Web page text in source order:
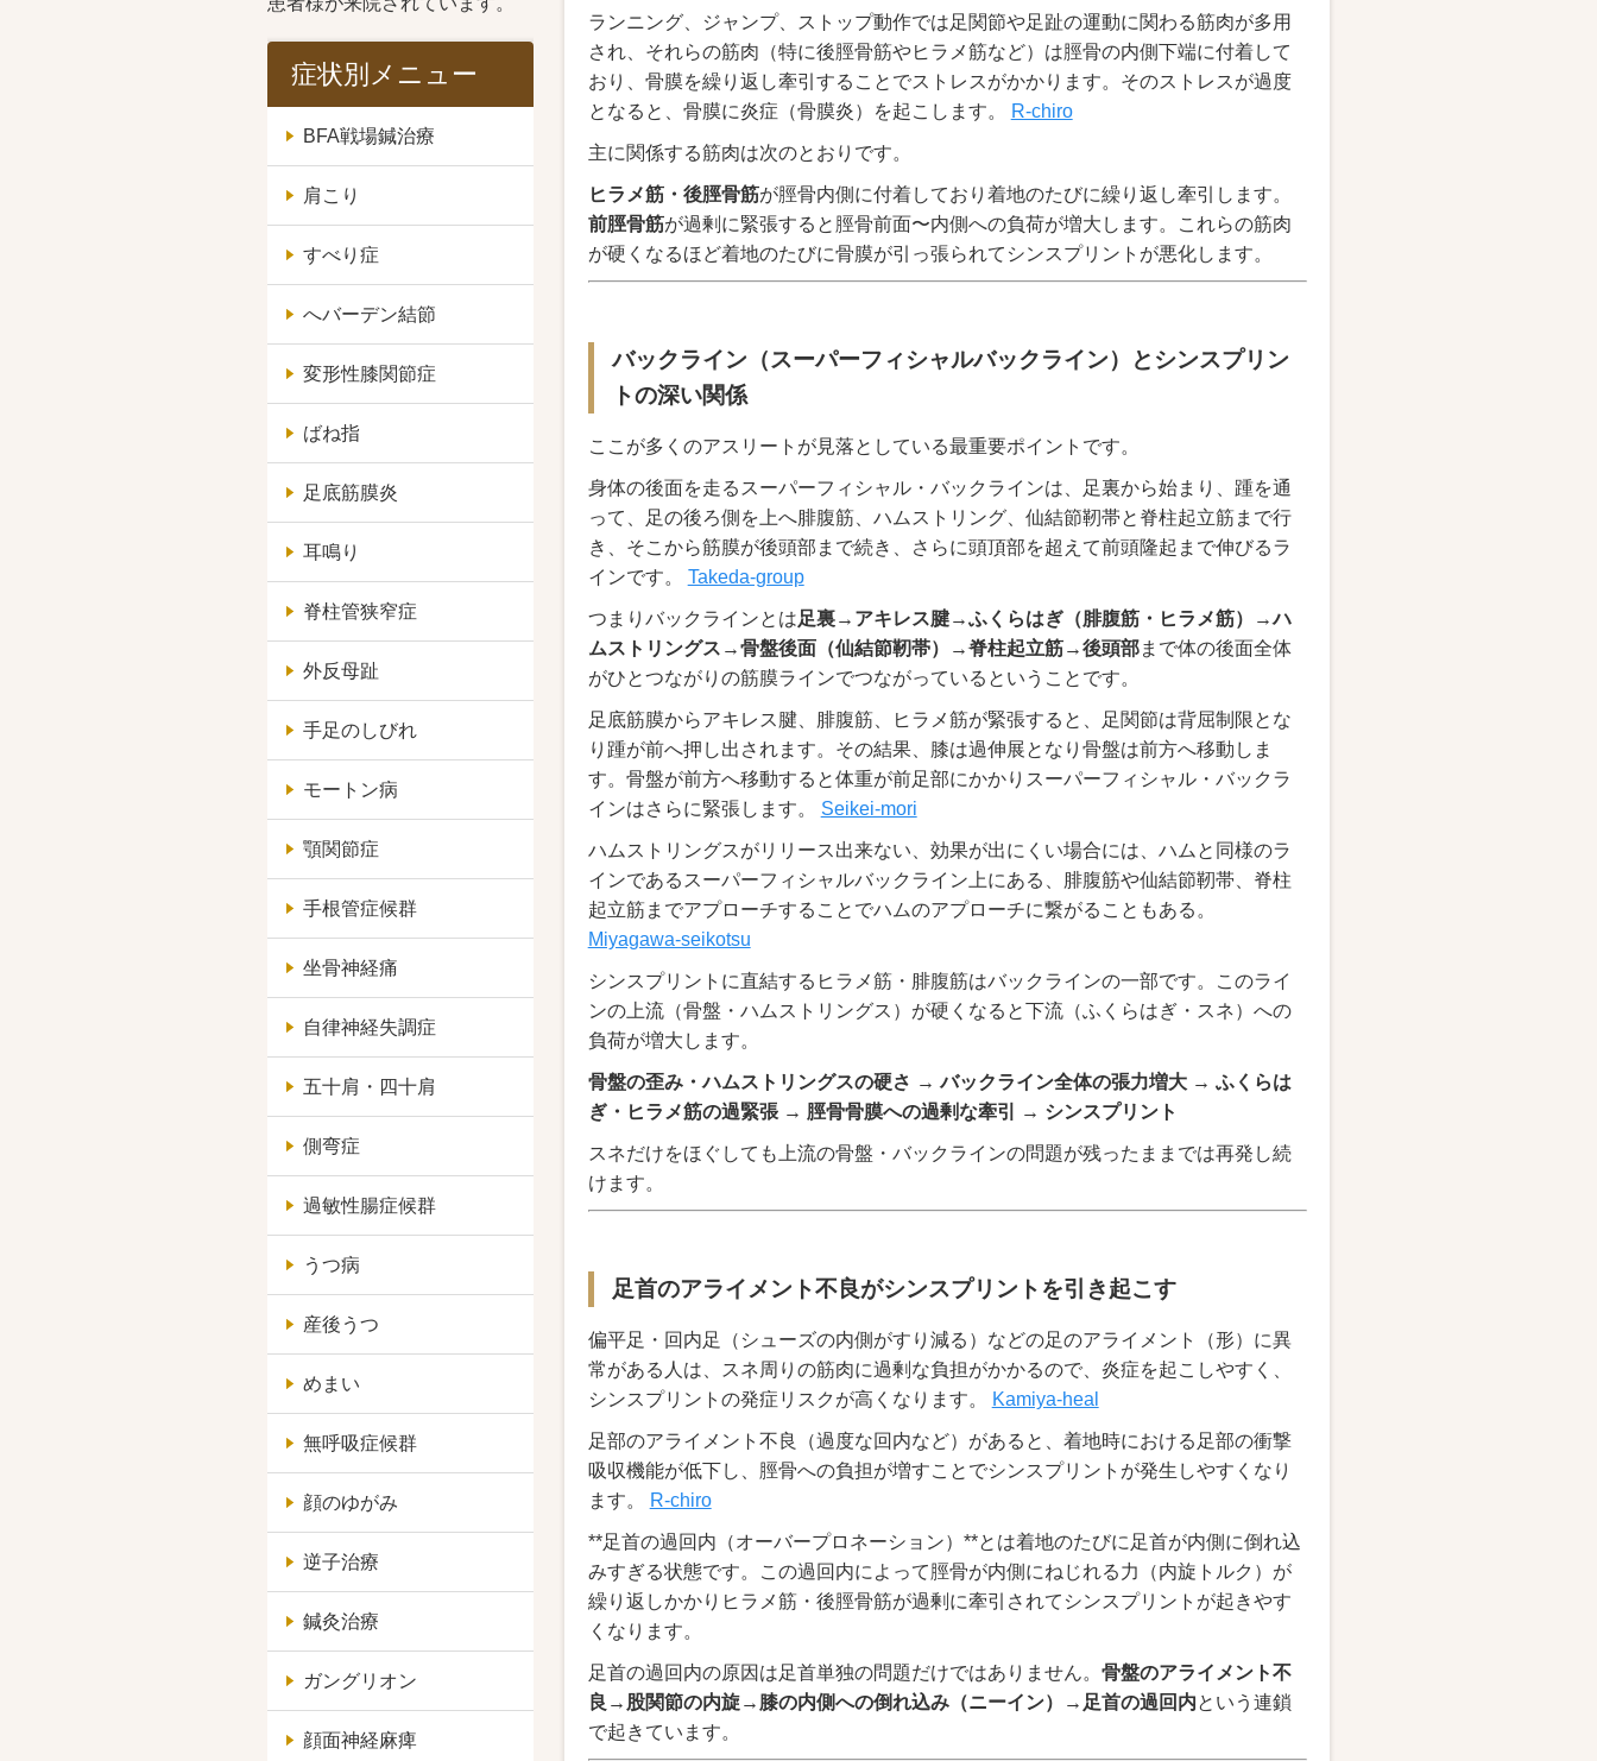
ランニング、ジャンプ、ストップ動作では足関節や足趾の運動に関わる筋肉が多用
され、それらの筋肉（特に後脛骨筋やヒラメ筋など）は脛骨の内側下端に付着して
おり、骨膜を繰り返し牽引することでストレスがかかります。そのストレスが過度
となると、骨膜に炎症（骨膜炎）を起こします。
R-chiro
主に関係する筋肉は次のとおりです。
ヒラメ筋・後脛骨筋が脛骨内側に付着しており着地のたびに繰り返し牽引します。
前脛骨筋が過剰に緊張すると脛骨前面〜内側への負荷が増大します。これらの筋肉
が硬くなるほど着地のたびに骨膜が引っ張られてシンスプリントが悪化します。
バックライン（スーパーフィシャルバックライン）とシンスプリン
トの深い関係
ここが多くのアスリートが見落としている最重要ポイントです。
身体の後面を走るスーパーフィシャル・バックラインは、足裏から始まり、踵を通
って、足の後ろ側を上へ腓腹筋、ハムストリング、仙結節靭帯と脊柱起立筋まで行
き、そこから筋膜が後頭部まで続き、さらに頭頂部を超えて前頭隆起まで伸びるラ
インです。 Takeda-group
つまりバックラインとは足裏→アキレス腱→ふくらはぎ（腓腹筋・ヒラメ筋）→ハ
ムストリングス→骨盤後面（仙結節靭帯）→脊柱起立筋→後頭部まで体の後面全体
がひとつながりの筋膜ラインでつながっているということです。
足底筋膜からアキレス腱、腓腹筋、ヒラメ筋が緊張すると、足関節は背屈制限とな
り踵が前へ押し出されます。その結果、膝は過伸展となり骨盤は前方へ移動しま
す。骨盤が前方へ移動すると体重が前足部にかかりスーパーフィシャル・バックラ
インはさらに緊張します。 Seikei-mori
ハムストリングスがリリース出来ない、効果が出にくい場合には、ハムと同様のラ
インであるスーパーフィシャルバックライン上にある、腓腹筋や仙結節靭帯、脊柱
起立筋までアプローチすることでハムのアプローチに繋がることもある。
Miyagawa-seikotsu
シンスプリントに直結するヒラメ筋・腓腹筋はバックラインの一部です。このライ
ンの上流（骨盤・ハムストリングス）が硬くなると下流（ふくらはぎ・スネ）への
負荷が増大します。
骨盤の歪み・ハムストリングスの硬さ → バックライン全体の張力増大 → ふくらは
ぎ・ヒラメ筋の過緊張 → 脛骨骨膜への過剰な牽引 → シンスプリント
スネだけをほぐしても上流の骨盤・バックラインの問題が残ったままでは再発し続
けます。
足首のアライメント不良がシンスプリントを引き起こす
偏平足・回内足（シューズの内側がすり減る）などの足のアライメント（形）に異
常がある人は、スネ周りの筋肉に過剰な負担がかかるので、炎症を起こしやすく、
シンスプリントの発症リスクが高くなります。
Kamiya-heal
足部のアライメント不良（過度な回内など）があると、着地時における足部の衝撃
吸収機能が低下し、脛骨への負担が増すことでシンスプリントが発生しやすくなり
ます。
R-chiro
**足首の過回内（オーバープロネーション）**とは着地のたびに足首が内側に倒れ込
みすぎる状態です。この過回内によって脛骨が内側にねじれる力（内旋トルク）が
繰り返しかかりヒラメ筋・後脛骨筋が過剰に牽引されてシンスプリントが起きやす
くなります。
足首の過回内の原因は足首単独の問題だけではありません。 骨盤のアライメント不
良→股関節の内旋→膝の内側への倒れ込み（ニーイン）→足首の過回内という連鎖
で起きています。
症状別メニュー
BFA戦場鍼治療
肩こり
すべり症
へバーデン結節
変形性膝関節症
ばね指
足底筋膜炎
耳鳴り
脊柱管狭窄症
外反母趾
手足のしびれ
モートン病
顎関節症
手根管症候群
坐骨神経痛
自律神経失調症
五十肩・四十肩
側弯症
過敏性腸症候群
うつ病
産後うつ
めまい
無呼吸症候群
顔のゆがみ
逆子治療
鍼灸治療
ガングリオン
顔面神経麻痺